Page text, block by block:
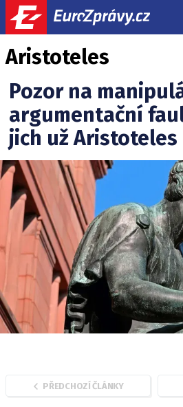
Aristoteles
Pozor na
argumentační
jich už Aristoteles
PŘEDCHOZÍ ČLÁNKY